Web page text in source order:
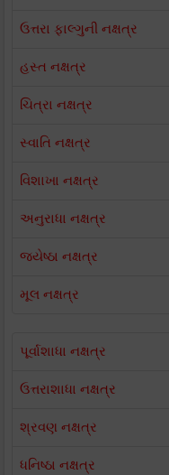
ઉત્તરા ફાલ્ગુની નક્ષત્ર
હસ્ત નક્ષત્ર
ચિત્રા નક્ષત્ર
સ્વાતિ નક્ષત્ર
વિશાખા નક્ષત્ર
અનુરાધા નક્ષત્ર
જ્યેષ્ઠા નક્ષત્ર
મૂલ નક્ષત્ર
પૂર્વાશાધા નક્ષત્ર
ઉત્તરાશાધા નક્ષત્ર
શ્રવણ નક્ષત્ર
ધનિષ્ઠા નક્ષત્ર